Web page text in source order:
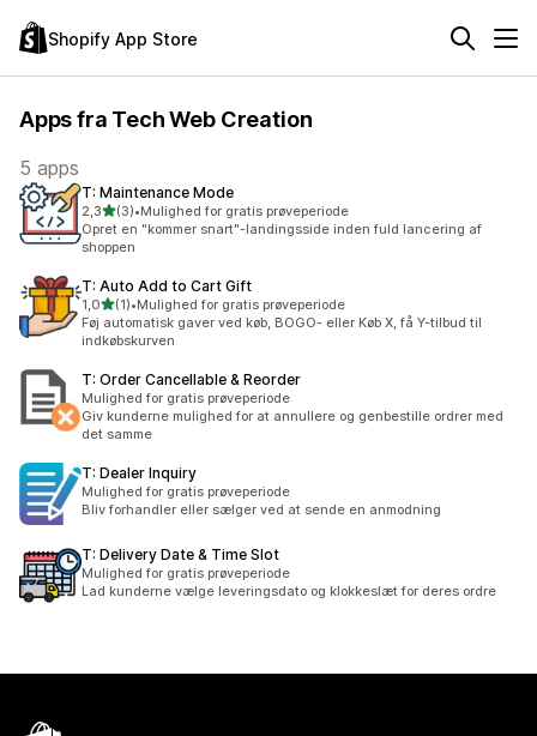
Shopify App Store
Apps fra Tech Web Creation
5 apps
T: Maintenance Mode
2,3ud af 5 stjerner
(3)
3 anmeldelser i alt
•Mulighed for gratis prøveperiode
Opret en "kommer snart"-landingsside inden fuld lancering af
shoppen
T: Auto Add to Cart Gift
1,0ud af 5 stjerner
(1)
1 anmeldelser i alt
•Mulighed for gratis prøveperiode
Føj automatisk gaver ved køb, BOGO- eller Køb X, få Y-tilbud til
indkøbskurven
T: Order Cancellable & Reorder
Mulighed for gratis prøveperiode
Giv kunderne mulighed for at annullere og genbestille ordrer med
det samme
T: Dealer Inquiry
Mulighed for gratis prøveperiode
Bliv forhandler eller sælger ved at sende en anmodning
T: Delivery Date & Time Slot
Mulighed for gratis prøveperiode
Lad kunderne vælge leveringsdato og klokkeslæt for deres ordre